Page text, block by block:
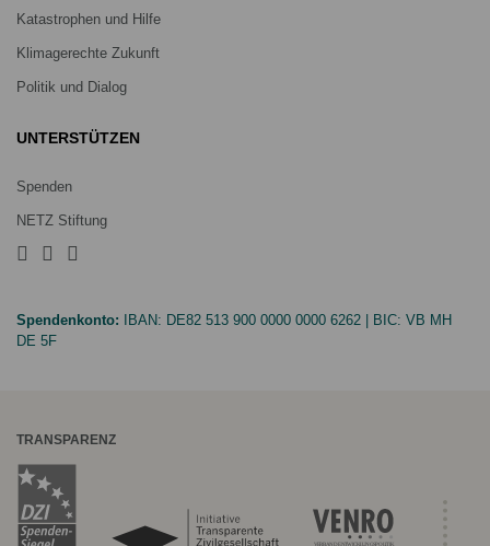
Katastrophen und Hilfe
Klimagerechte Zukunft
Politik und Dialog
UNTERSTÜTZEN
Spenden
NETZ Stiftung
Spendenkonto: IBAN: DE82 513 900 0000 0000 6262 | BIC: VB MH
DE 5F
TRANSPARENZ